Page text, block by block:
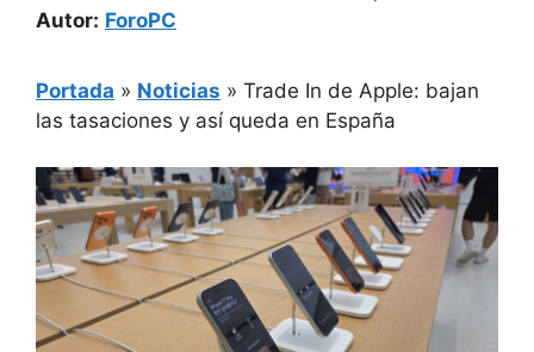
Autor: ForoPC
Portada » Noticias » Trade In de Apple: bajan
las tasaciones y así queda en España